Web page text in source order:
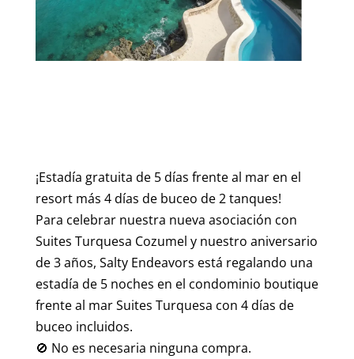
¡Estadía gratuita de 5 días frente al mar en el
resort más 4 días de buceo de 2 tanques!
Para celebrar nuestra nueva asociación con
Suites Turquesa Cozumel y nuestro aniversario
de 3 años, Salty Endeavors está regalando una
estadía de 5 noches en el condominio boutique
frente al mar Suites Turquesa con 4 días de
buceo incluidos.
🚫 No es necesaria ninguna compra.